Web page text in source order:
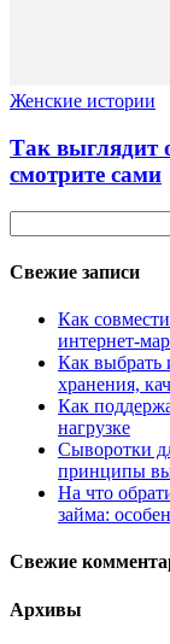
Женские истории
Так выглядит
смотрите сами
Свежие записи
Как
интернет-
Как выбрать
хранения,
Как
нагрузке
Сыворотки
принципы
На что
займа:
Свежие
Архивы